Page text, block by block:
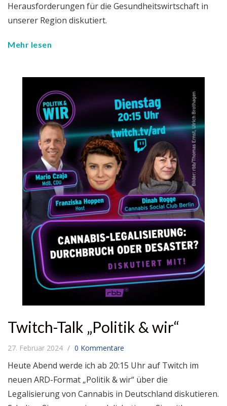
Herausforderungen für die Gesundheitswirtschaft in
unserer Region diskutiert.
Mehr lesen
Twitch-Talk „Politik & wir“
27. Februar 2024 0 Kommentare
Heute Abend werde ich ab 20:15 Uhr auf Twitch im
neuen ARD-Format „Politik & wir“ über die
Legalisierung von Cannabis in Deutschland diskutieren.